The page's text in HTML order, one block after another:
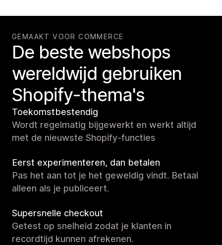
GEMAAKT VOOR COMMERCE
De beste webshops
wereldwijd gebruiken
Shopify-thema's
Toekomstbestendig
Wordt regelmatig bijgewerkt en werkt altijd
met de nieuwste Shopify-functies
Eerst experimenteren, dan betalen
Pas het aan tot je het geweldig vindt. Betaal
alleen als je publiceert.
Supersnelle checkout
Getest op snelheid zodat je klanten in
recordtijd kunnen afrekenen.